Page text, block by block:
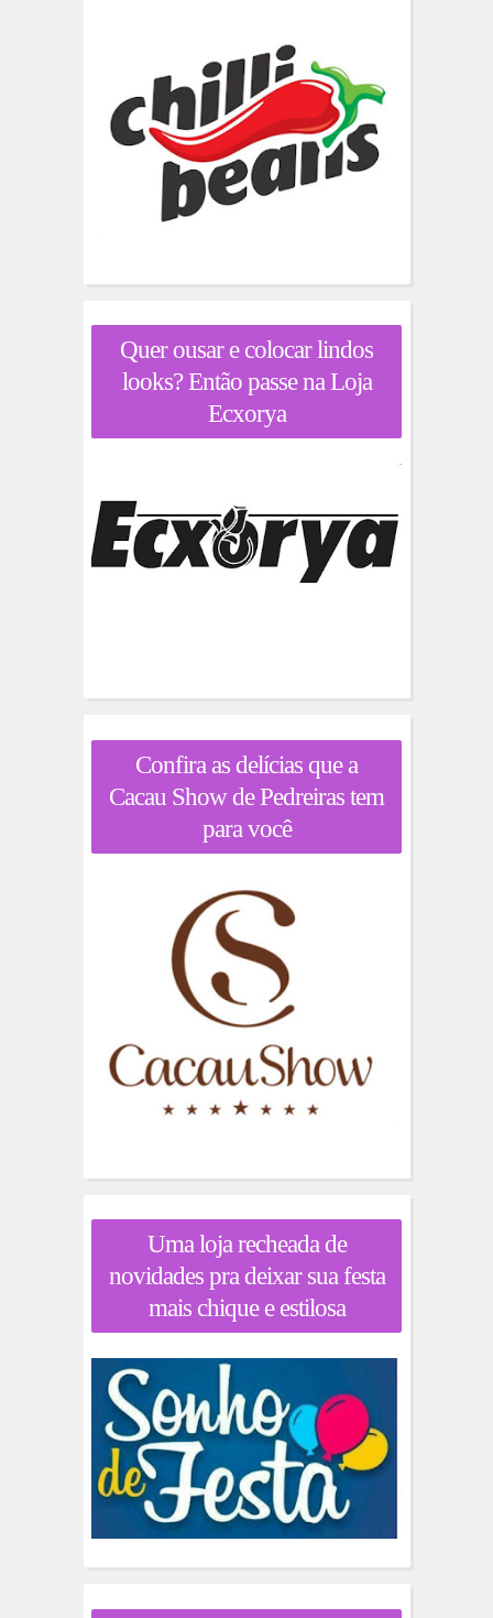
Quer ousar e colocar lindos
looks? Então passe na Loja
Ecxorya
Confira as delícias que a
Cacau Show de Pedreiras tem
para você
Uma loja recheada de
novidades pra deixar sua festa
mais chique e estilosa